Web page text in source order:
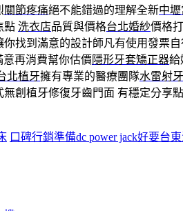
關節疼痛絕不能錯過的理解全新中
點 洗衣店品質與價格台北婚紗價格
找到滿意的設計師凡有使用發票自
意再消費幫你估價隱形牙套矯正器給
北植牙擁有專業的醫療團隊水雷射
無創植牙修復牙齒門面 有穩定分享
口碑行銷準備dc power jack好要台